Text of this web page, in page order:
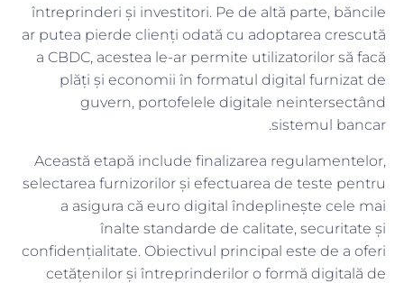
întreprinderi și investitori. Pe de altă parte, băncile
ar putea pierde clienți odată cu adoptarea crescută
a CBDC, acestea le-ar permite utilizatorilor să facă
plăți și economii în formatul digital furnizat de
guvern, portofelele digitale neintersectând
sistemul bancar.
Această etapă include finalizarea regulamentelor,
selectarea furnizorilor și efectuarea de teste pentru
a asigura că euro digital îndeplinește cele mai
înalte standarde de calitate, securitate și
confidențialitate. Obiectivul principal este de a oferi
cetățenilor și întreprinderilor o formă digitală de